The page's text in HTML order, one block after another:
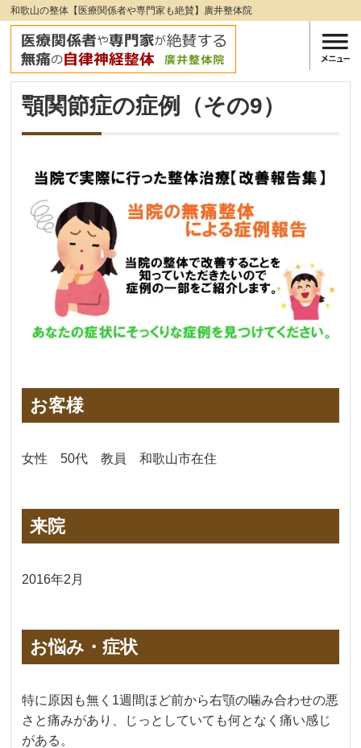
和歌山の整体【医療関係者や専門家も絶賛】廣井整体院
顎関節症の症例（その9）
お客様
女性 50代 教員 和歌山市在住
来院
2016年2月
お悩み・症状
特に原因も無く1週間ほど前から右顎の噛み合わせの悪
さと痛みがあり、じっとしていても何となく痛い感じ
がある。